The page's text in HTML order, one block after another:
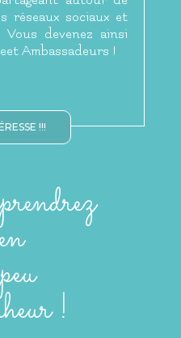
réseaux sociaux et
devenez ainsi
Ambassadeurs !
!!!
!